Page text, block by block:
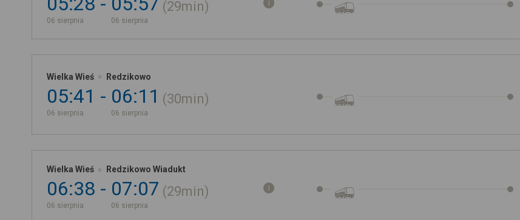
06 sierpnia 06 sierpnia
29min
Wielka Wieś Redzikowo
05:41
06 sierpnia
06:11
06 sierpnia
30min
Wielka Wieś Redzikowo Wiadukt
06:38
06 sierpnia
07:07
06 sierpnia
29min